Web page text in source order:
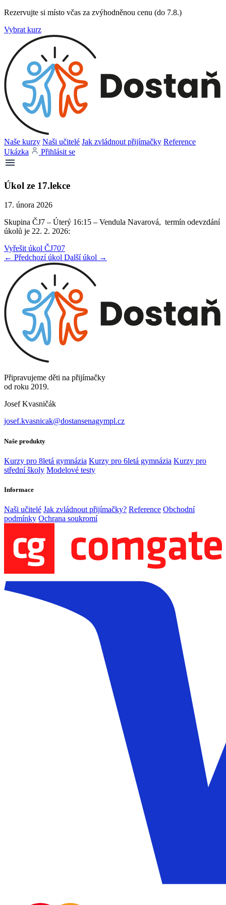
Rezervujte si místo včas za zvýhodněnou cenu (do 7.8.)
Vybrat kurz
Naše kurzy Naši učitelé Jak zvládnout přijímačky Reference
Ukázka
Přihlásit se
Úkol ze 17.lekce
17. února 2026
Skupina ČJ7 – Úterý 16:15 – Vendula Navarová, termín odevzdání
úkolů je 22. 2. 2026:
Vyřešit úkol ČJ707
← Předchozí úkol Další úkol →
Připravujeme děti na přijímačky
od roku 2019.
Josef Kvasničák
josef.kvasnicak@dostansenagympl.cz
Naše produkty
Kurzy pro 8letá gymnázia Kurzy pro 6letá gymnázia Kurzy pro
střední školy Modelové testy
Informace
Naši učitelé Jak zvládnout přijímačky? Reference Obchodní
podmínky Ochrana soukromí